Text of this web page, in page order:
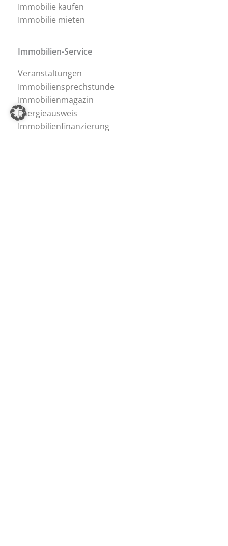
Immobilie kaufen
Immobilie mieten
Immobilien-Service
Veranstaltungen
Immobiliensprechstunde
Immobilienmagazin
Energieausweis
Immobilienfinanzierung